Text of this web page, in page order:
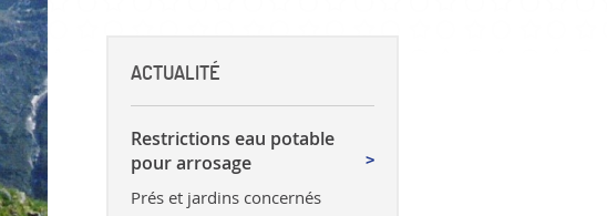
ACTUALITÉ
Restrictions eau potable
pour arrosage
Prés et jardins concernés